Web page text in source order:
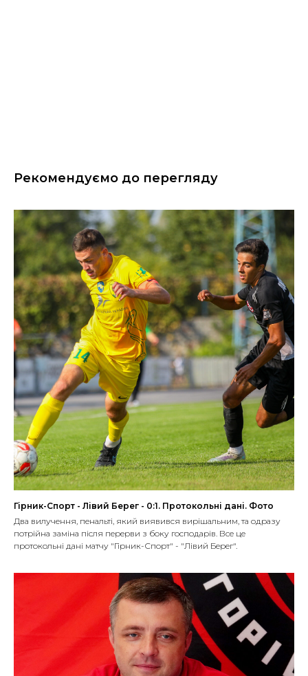
Рекомендуємо до перегляду
Гірник-Спорт - Лівий Берег - 0:1. Протокольні дані. Фото
Два вилучення, пенальті, який виявився вирішальним, та одразу
потрійна заміна після перерви з боку господарів. Все це
протокольні дані матчу "Гірник-Спорт" - "Лівий Берег".